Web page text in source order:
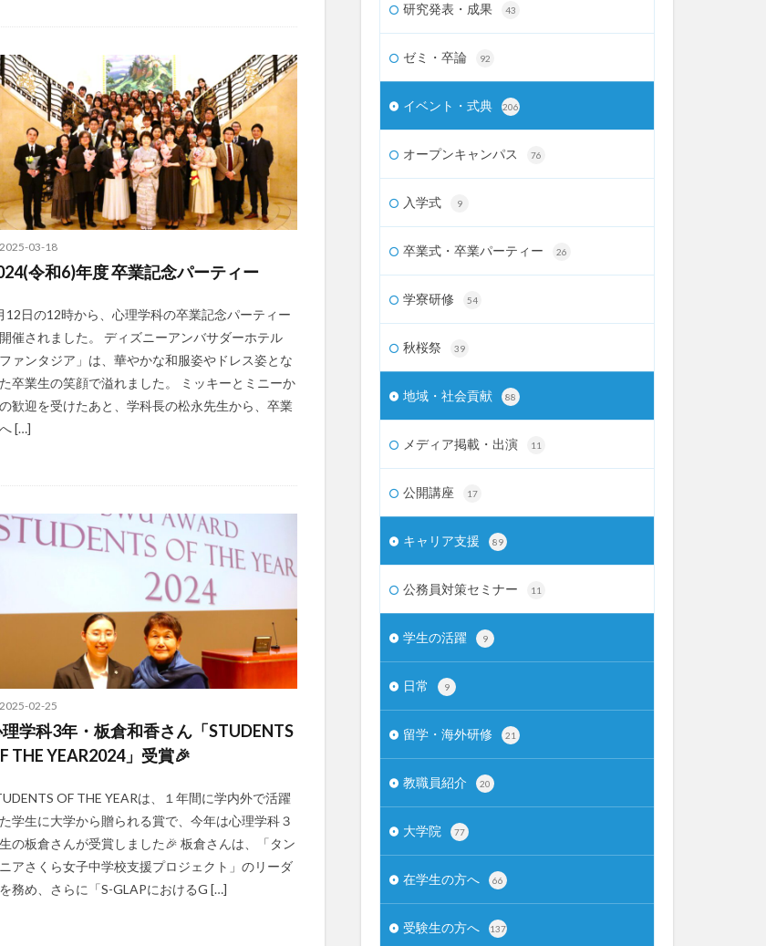
2025-03-18
令和6)年度 卒業記念パーティー
12日の12時から、心理学科の卒業記念パーティー
催されました。 ディズニーアンバサダーホテル
ファンタジア」は、華やかな和服姿やドレス姿とな
卒業生の笑顔で溢れました。 ミッキーとミニーか
歓迎を受けたあと、学科長の松永先生から、卒業
[…]
2025-02-25
学科3年・板倉和香さん「STUDENTS
THE YEAR2024」受賞🎉
OF THE YEARは、１年間に学内外で活躍
学生に大学から贈られる賞で、今年は心理学科３
の板倉さんが受賞しました🎉 板倉さんは、「タン
アさくら女子中学校支援プロジェクト」のリーダ
務め、さらに「S-GLAPにおけるG […]
研究発表・成果 43
ゼミ・卒論 92
イベント・式典 206
オープンキャンパス 76
入学式 9
卒業式・卒業パーティー 26
学寮研修 54
秋桜祭 39
地域・社会貢献 88
メディア掲載・出演 11
公開講座 17
キャリア支援 89
公務員対策セミナー 11
学生の活躍 9
日常 9
留学・海外研修 21
教職員紹介 20
大学院 77
在学生の方へ 66
受験生の方へ 137